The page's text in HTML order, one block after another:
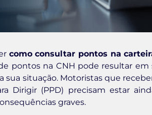
como consultar pontos na
pontos na CNH pode resultar
sua situação. Motoristas que
Dirigir (PPD) precisam estar
graves.